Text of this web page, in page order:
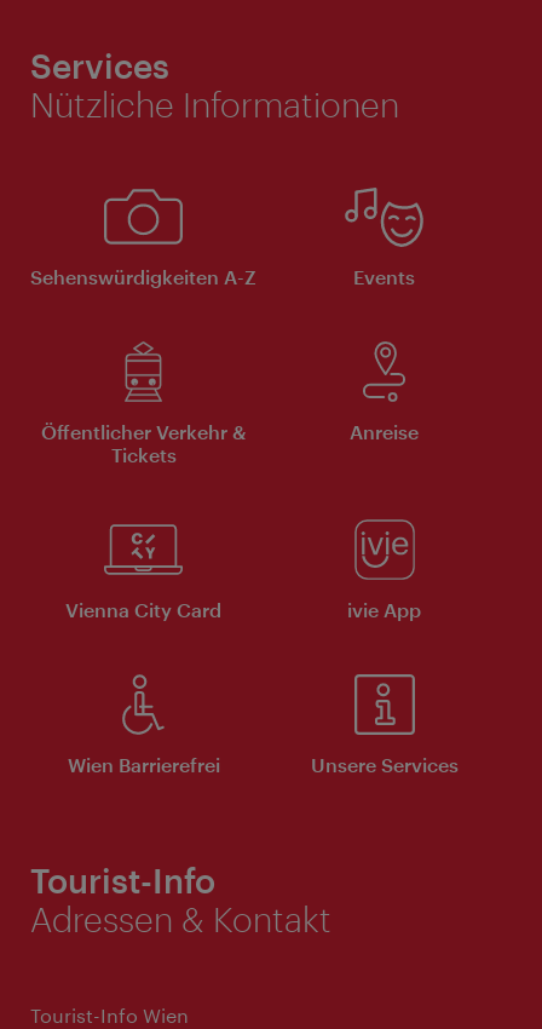
Services
Nützliche Informationen
Sehenswürdigkeiten A-Z Events
Öffentlicher Verkehr &
Tickets
Anreise
Vienna City Card ivie App
Wien Barrierefrei Unsere Services
Tourist-Info
Adressen & Kontakt
Tourist-Info Wien